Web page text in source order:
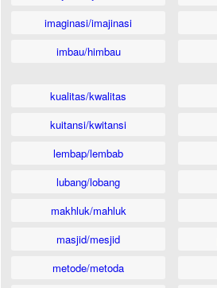
imaginasi/imajinasi
imbau/himbau
kualitas/kwalitas
kuitansi/kwitansi
lembap/lembab
lubang/lobang
makhluk/mahluk
masjid/mesjid
metode/metoda